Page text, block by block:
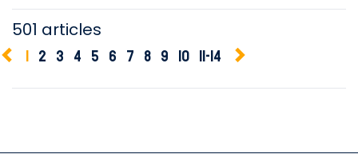
501 articles
1 2 3 4 5 6 7 8 9 10 11-14